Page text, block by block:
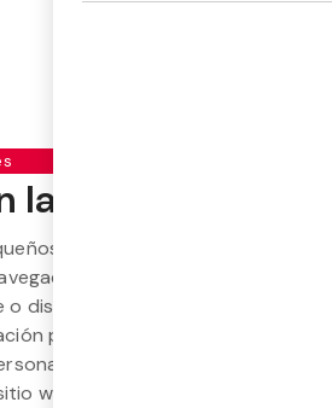
las cookies?
archivos que se instalan
de un ordenador,
dispositivo similar con
por Internet. Sirven, entre
los servicios que
web, facilitar la navegación y